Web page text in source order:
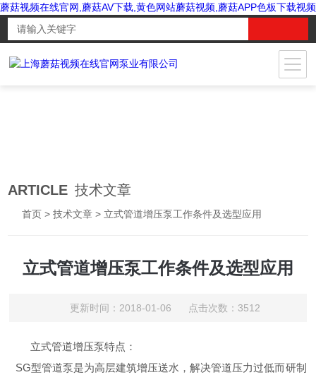
蘑菇视频在线官网,蘑菇AV下载,黄色网站蘑菇视频,蘑菇APP色板下载视频
ARTICLE 技术文章
首页 >技术文章 > 立式管道增压泵工作条件及选型应用
立式管道增压泵工作条件及选型应用
更新时间：2018-01-06 点击次数：3512
立式管道增压泵特点：
SG型管道泵是为高层建筑增压送水，解决管道压力过低而研制